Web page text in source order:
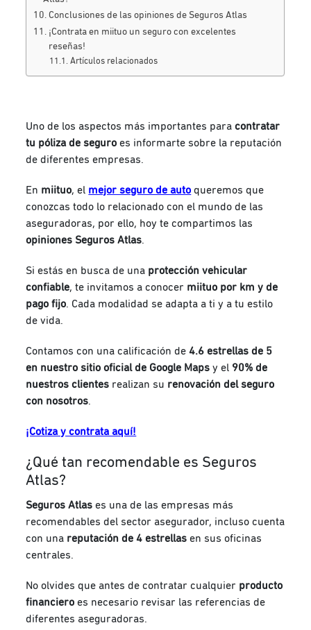
Conclusiones de las opiniones de Seguros Atlas
¡Contrata en miituo un seguro con excelentes
reseñas!
Artículos relacionados
Uno de los aspectos más importantes paracontratar
tu póliza de seguro es informarte sobre la reputación
de diferentes empresas.
En miituo, el mejor seguro de auto queremos que
conozcas todo lo relacionado con el mundo de las
aseguradoras, por ello, hoy te compartimos las
opiniones Seguros Atlas.
Si estás en busca de una protección vehicular
confiable, te invitamos a conocer miituo por km y de
pago fijo. Cada modalidad se adapta a ti y a tu estilo
de vida.
Contamos con una calificación de4.6 estrellas de 5
en nuestro sitio oficial de Google Maps y el 90% de
nuestros clientes realizan su renovación del seguro
con nosotros.
¡Cotiza y contrata aquí!
¿Qué tan recomendable es Seguros
Atlas?
Seguros Atlas es una de las empresas más
recomendables del sector asegurador, inclusocuenta
con una reputación de 4 estrellas en sus oficinas
centrales.
No olvides que antes de contratar cualquier producto
financiero es necesario revisar las referencias de
diferentes aseguradoras.